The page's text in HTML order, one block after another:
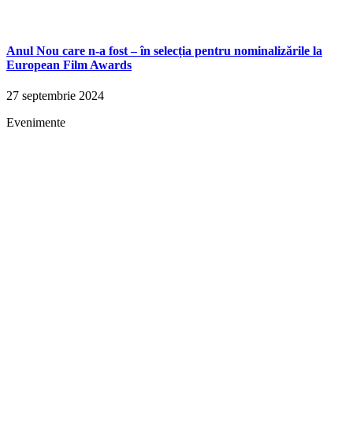
Anul Nou care n-a fost – în selecția pentru nominalizările la
European Film Awards
27 septembrie 2024
Evenimente